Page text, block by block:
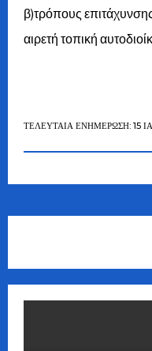
β)τρόπους
αιρετή τοπική
ΤΕΛΕΥΤΑΊΑ ΕΝΗΜΈΡΩΣΗ: 15